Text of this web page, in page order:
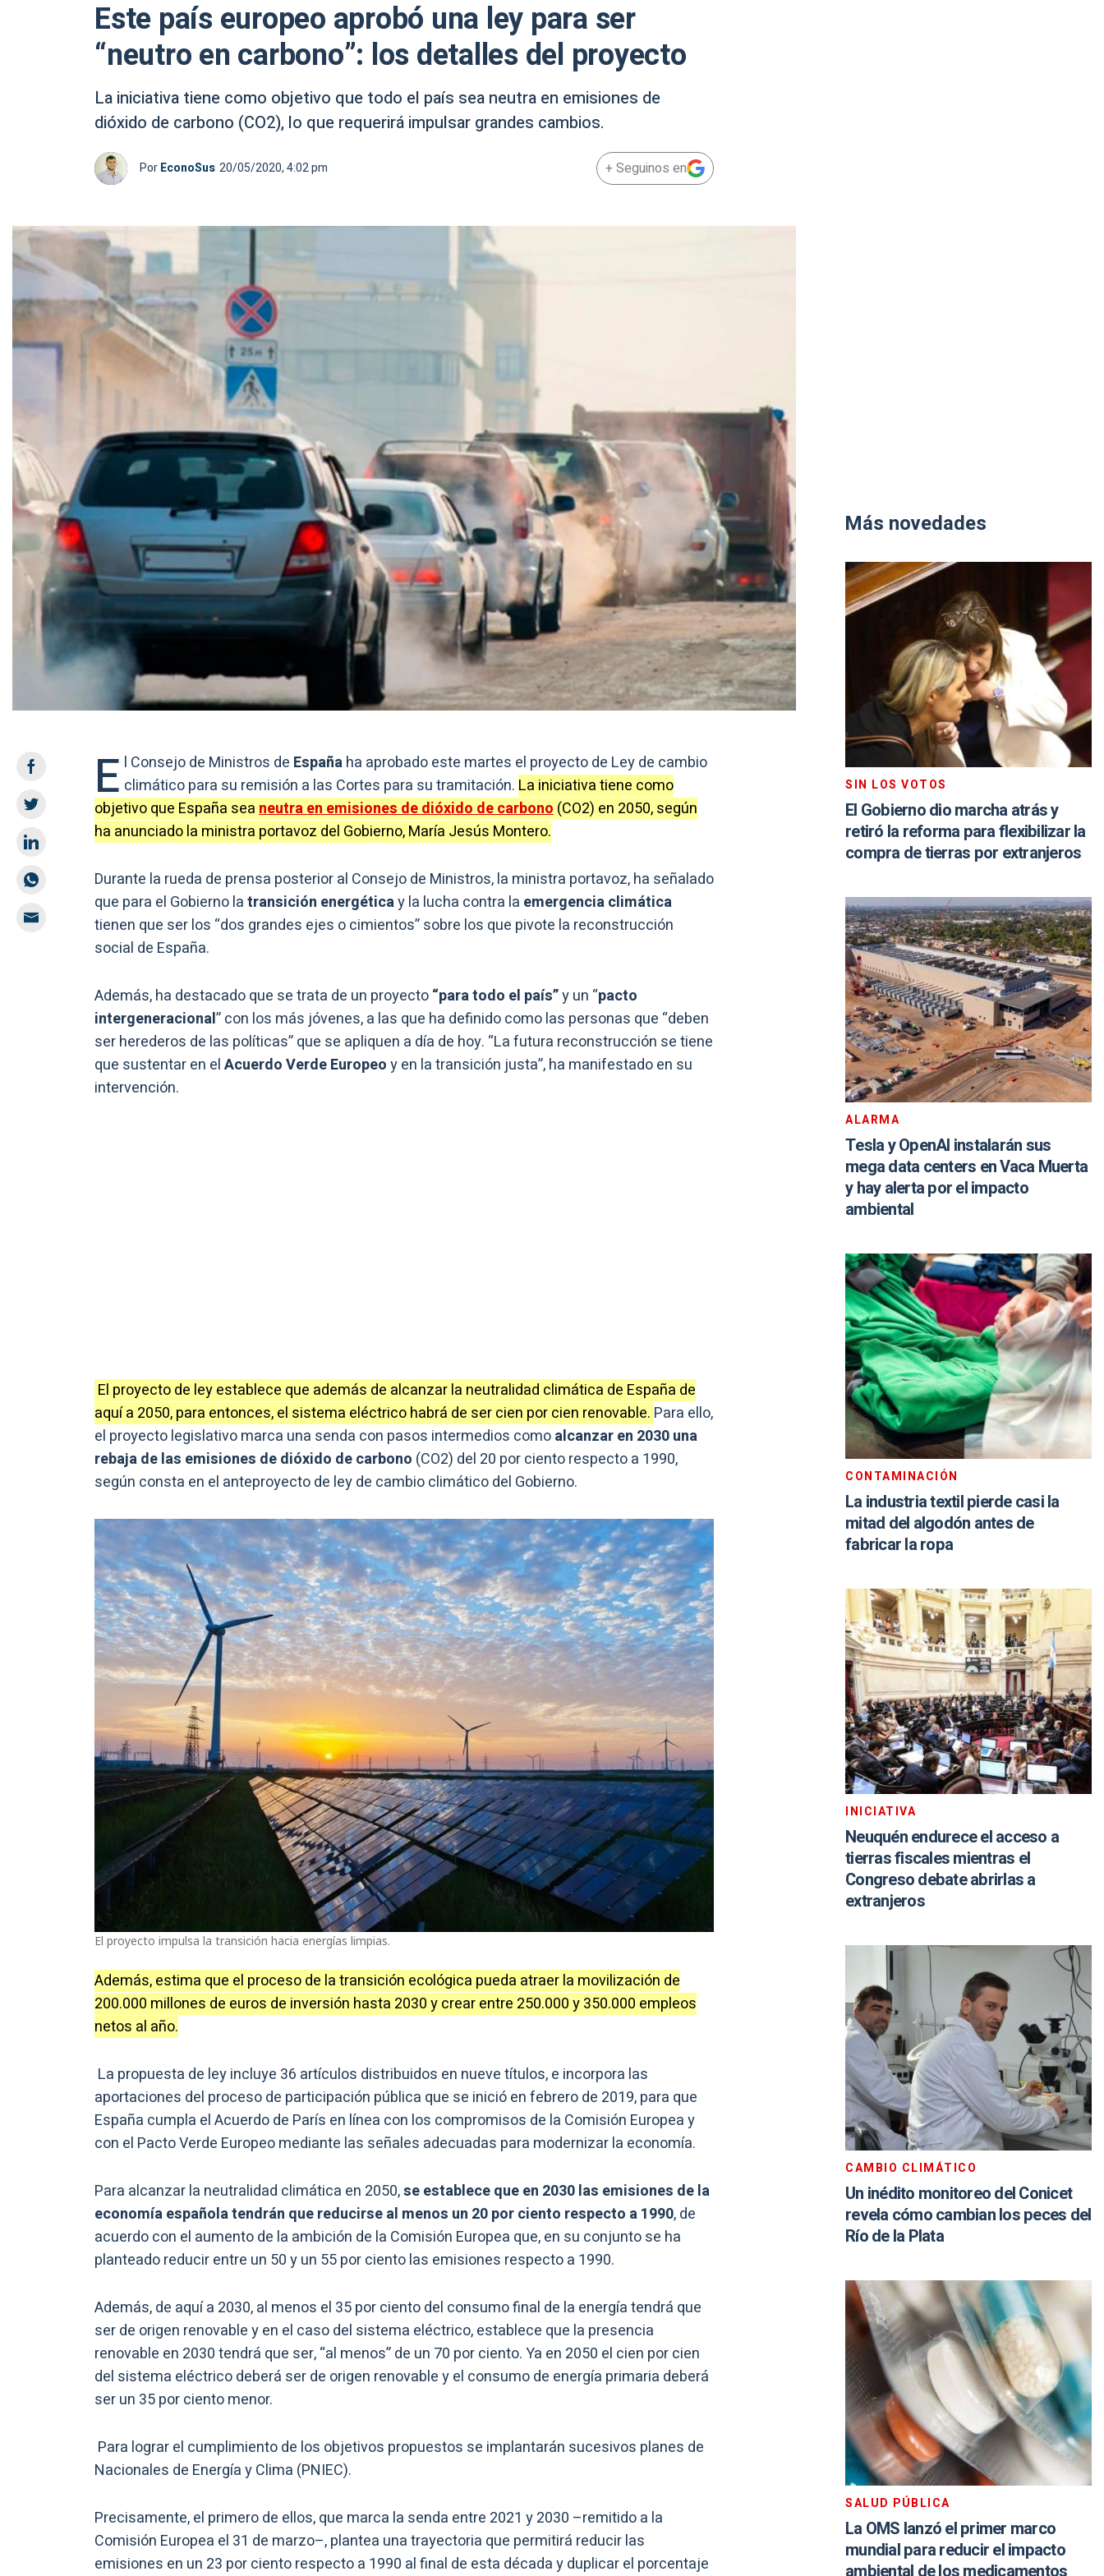
Este país europeo aprobó una ley para ser
“neutro en carbono”: los detalles del proyecto
La iniciativa tiene como objetivo que todo el país sea neutra en emisiones de
dióxido de carbono (CO2), lo que requerirá impulsar grandes cambios.
PorEconoSus 20/05/2020, 4:02 pm + Seguinos en
E l Consejo de Ministros de Españaha aprobado este martes el proyecto de Ley de cambio
climático para su remisión a las Cortes para su tramitación. La iniciativa tiene como
objetivo que España seaneutra en emisiones de dióxido de carbono(CO2) en 2050, según
ha anunciado la ministra portavoz del Gobierno, María Jesús Montero.
Durante la rueda de prensa posterior al Consejo de Ministros, la ministra portavoz, ha señalado
que para el Gobierno latransición energéticay la lucha contra la emergencia climática
tienen que ser los “dos grandes ejes o cimientos” sobre los que pivote la reconstrucción
social de España.
Además, ha destacado que se trata de un proyecto“para todo el país”y un “pacto
intergeneracional” con los más jóvenes, a las que ha definido como las personas que “deben
ser herederos de las políticas” que se apliquen a día de hoy. “La futura reconstrucción se tiene
que sustentar en elAcuerdo Verde Europeoy en la transición justa”, ha manifestado en su
intervención.
El proyecto de ley establece que además de alcanzar la neutralidad climática de España de
aquí a 2050, para entonces, el sistema eléctrico habrá de ser cien por cien renovable. Para ello,
el proyecto legislativo marca una senda con pasos intermedios comoalcanzar en 2030 una
rebaja de las emisiones de dióxido de carbono (CO2) del 20 por ciento respecto a 1990,
según consta en el anteproyecto de ley de cambio climático del Gobierno.
El proyecto impulsa la transición hacia energías limpias.
Además, estima que el proceso de la transición ecológica pueda atraer la movilización de
200.000 millones de euros de inversión hasta 2030 y crear entre 250.000 y 350.000 empleos
netos al año.
La propuesta de ley incluye 36 artículos distribuidos en nueve títulos, e incorpora las
aportaciones del proceso de participación pública que se inició en febrero de 2019, para que
España cumpla el Acuerdo de París en línea con los compromisos de la Comisión Europea y
con el Pacto Verde Europeo mediante las señales adecuadas para modernizar la economía.
Para alcanzar la neutralidad climática en 2050,se establece que en 2030 las emisiones de la
economía española tendrán que reducirse al menos un 20 por ciento respecto a 1990, de
acuerdo con el aumento de la ambición de la Comisión Europea que, en su conjunto se ha
planteado reducir entre un 50 y un 55 por ciento las emisiones respecto a 1990.
Además, de aquí a 2030, al menos el 35 por ciento del consumo final de la energía tendrá que
ser de origen renovable y en el caso del sistema eléctrico, establece que la presencia
renovable en 2030 tendrá que ser, “al menos” de un 70 por ciento. Ya en 2050 el cien por cien
del sistema eléctrico deberá ser de origen renovable y el consumo de energía primaria deberá
ser un 35 por ciento menor.
Para lograr el cumplimiento de los objetivos propuestos se implantarán sucesivos planes de
Nacionales de Energía y Clima (PNIEC).
Precisamente, el primero de ellos, que marca la senda entre 2021 y 2030 –remitido a la
Comisión Europea el 31 de marzo–, plantea una trayectoria que permitirá reducir las
emisiones en un 23 por ciento respecto a 1990 al final de esta década y duplicar el porcentaje
Más novedades
SIN LOS VOTOS
El Gobierno dio marcha atrás y
retiró la reforma para flexibilizar la
compra de tierras por extranjeros
ALARMA
Tesla y OpenAI instalarán sus
mega data centers en Vaca Muerta
y hay alerta por el impacto
ambiental
CONTAMINACIÓN
La industria textil pierde casi la
mitad del algodón antes de
fabricar la ropa
INICIATIVA
Neuquén endurece el acceso a
tierras fiscales mientras el
Congreso debate abrirlas a
extranjeros
CAMBIO CLIMÁTICO
Un inédito monitoreo del Conicet
revela cómo cambian los peces del
Río de la Plata
SALUD PÚBLICA
La OMS lanzó el primer marco
mundial para reducir el impacto